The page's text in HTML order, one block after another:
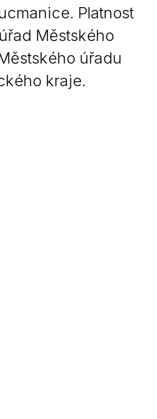
Platnost
Městského
úřadu
kraje.